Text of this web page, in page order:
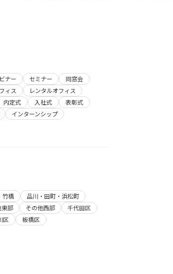
ナー セミナー
同窓会
ィス
レンタルオフィス
内定式 入社式
表彰式
インターンシップ
竹橋
品川・田町・浜松町
東部 その他西部
千代田区
区
板橋区